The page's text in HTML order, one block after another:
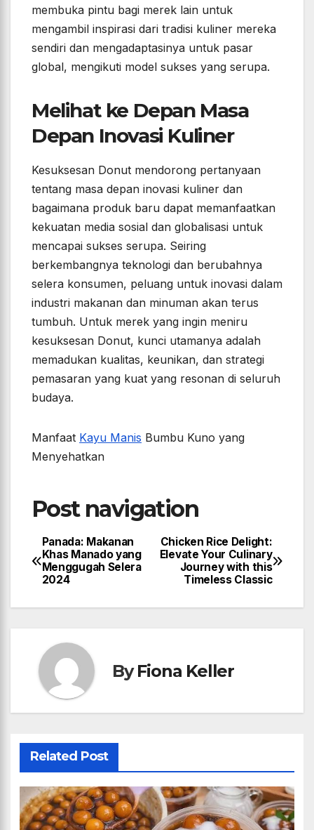
membuka pintu bagi merek lain untuk
mengambil inspirasi dari tradisi kuliner mereka
sendiri dan mengadaptasinya untuk pasar
global, mengikuti model sukses yang serupa.
Melihat ke Depan Masa
Depan Inovasi Kuliner
Kesuksesan Donut mendorong pertanyaan
tentang masa depan inovasi kuliner dan
bagaimana produk baru dapat memanfaatkan
kekuatan media sosial dan globalisasi untuk
mencapai sukses serupa. Seiring
berkembangnya teknologi dan berubahnya
selera konsumen, peluang untuk inovasi dalam
industri makanan dan minuman akan terus
tumbuh. Untuk merek yang ingin meniru
kesuksesan Donut, kunci utamanya adalah
memadukan kualitas, keunikan, dan strategi
pemasaran yang kuat yang resonan di seluruh
budaya.
Manfaat Kayu Manis Bumbu Kuno yang
Menyehatkan
Post navigation
Chicken Rice Delight:
Elevate Your Culinary
Journey with this
Timeless Classic
Panada: Makanan
Khas Manado yang
Menggugah Selera
2024
ByFiona Keller
Related Post